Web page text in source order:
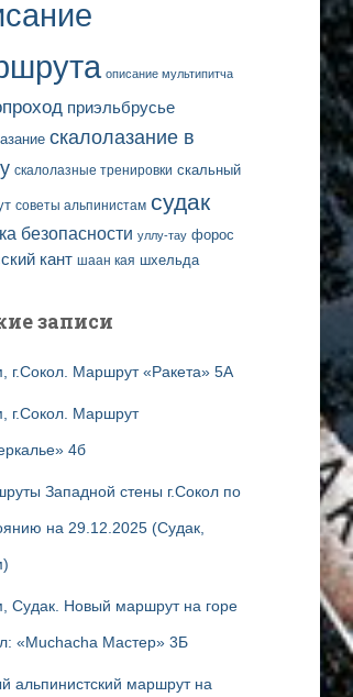
описание мультипитча
приэльбрусье
скалолазание в
скалолазные тренировки скальный
советы альпинистам судак
безопасности уллу-тау форос
кант шаан кая шхельда
записи
г.Сокол. Маршрут «Ракета» 5А
г.Сокол. Маршрут
4б
Западной стены г.Сокол по
на 29.12.2025 (Судак,
Судак. Новый маршрут на горе
«Muchacha Мастер» 3Б
альпинистский маршрут на